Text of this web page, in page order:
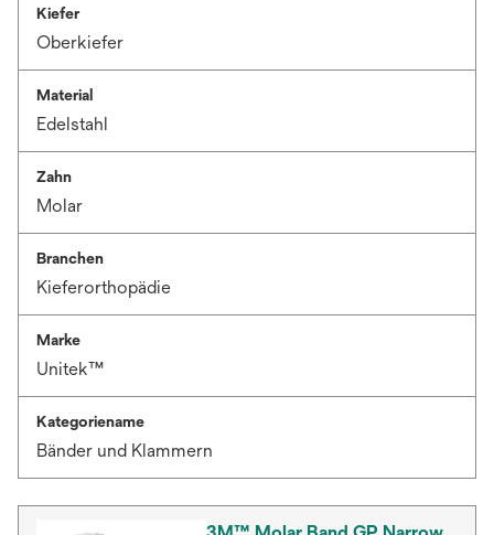
Kiefer
Oberkiefer
Material
Edelstahl
Zahn
Molar
Branchen
Kieferorthopädie
Marke
Unitek™
Kategoriename
Bänder und Klammern